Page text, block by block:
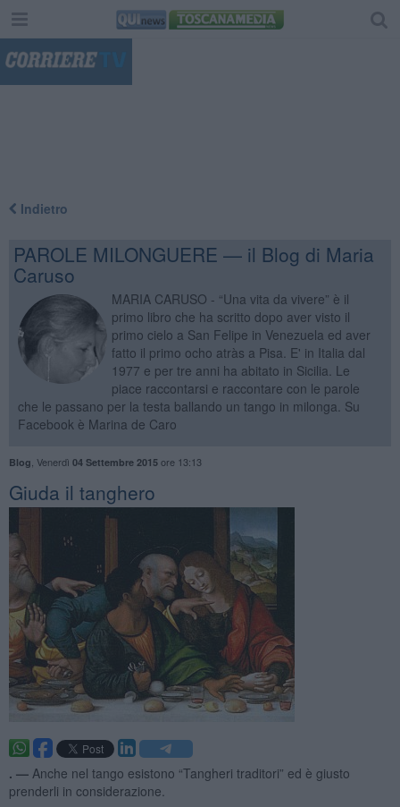
Indietro
PAROLE MILONGUERE — il Blog di Maria
Caruso
MARIA CARUSO - “Una vita da vivere” è il
primo libro che ha scritto dopo aver visto il
primo cielo a San Felipe in Venezuela ed aver
fatto il primo ocho atràs a Pisa. E' in Italia dal
1977 e per tre anni ha abitato in Sicilia. Le
piace raccontarsi e raccontare con le parole
che le passano per la testa ballando un tango in milonga. Su
Facebook è Marina de Caro
Blog Venerdì 04 Settembre 2015ore 13:13
Giuda il tanghero
. — Anche nel tango esistono “Tangheri traditori” ed è giusto
prenderli in considerazione.